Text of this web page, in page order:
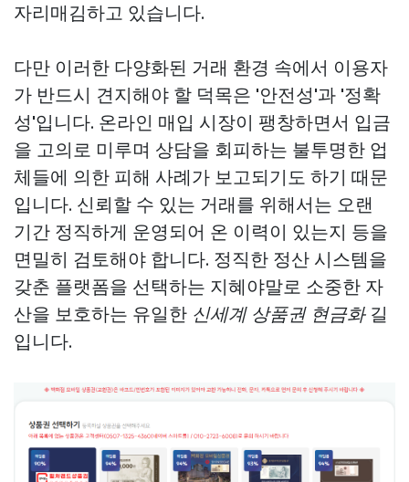
자리매김하고 있습니다.
다만 이러한 다양화된 거래 환경 속에서 이용자
가 반드시 견지해야 할 덕목은 '안전성'과 '정확
성'입니다. 온라인 매입 시장이 팽창하면서 입금
을 고의로 미루며 상담을 회피하는 불투명한 업
체들에 의한 피해 사례가 보고되기도 하기 때문
입니다. 신뢰할 수 있는 거래를 위해서는 오랜
기간 정직하게 운영되어 온 이력이 있는지 등을
면밀히 검토해야 합니다. 정직한 정산 시스템을
갖춘 플랫폼을 선택하는 지혜야말로 소중한 자
산을 보호하는 유일한 신세계 상품권 현금화길
입니다.